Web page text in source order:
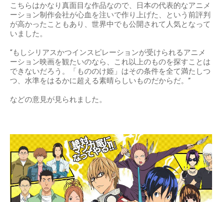
こちらはかなり真面目な作品なので、日本の代表的なアニメ
ーション制作会社が心血を注いで作り上げた、という前評判
が高かったこともあり、世界中でも公開されて人気となって
いました。
“もしシリアスかつインスピレーションが受けられるアニメ
ーション映画を観たいのなら、これ以上のものを探すことは
できないだろう。「もののけ姫」はその条件を全て満たしつ
つ、水準をはるかに超える素晴らしいものだからだ。”
などの意見が見られました。